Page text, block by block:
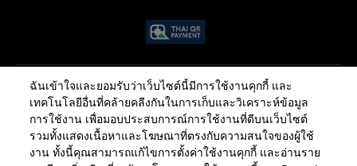
นโยบายความเป็นส่วนตัว นโยบายคุกกี้
ข้อกำหนดและเงื่อนไข
ฉันเข้าใจและยอมรับว่าเว็บไซต์นี้มีการใช้งานคุกกี้ และ
เทคโนโลยีอื่นที่คล้ายคลีงกันในการเก็บและวิเคราะห์ข้อมูล
การใช้งาน เพื่อมอบประสบการณ์การใช้งานที่ดีบนเว็บไซต์
รวมทั้งแสดงเนื้อหาและโฆษณาที่ตรงกับความสนใจของผู้ใช้
งาน ทั้งนี้คุณสามารถแก้ไขการตั้งค่าใช้งานคุกกี้ และอ่านราย